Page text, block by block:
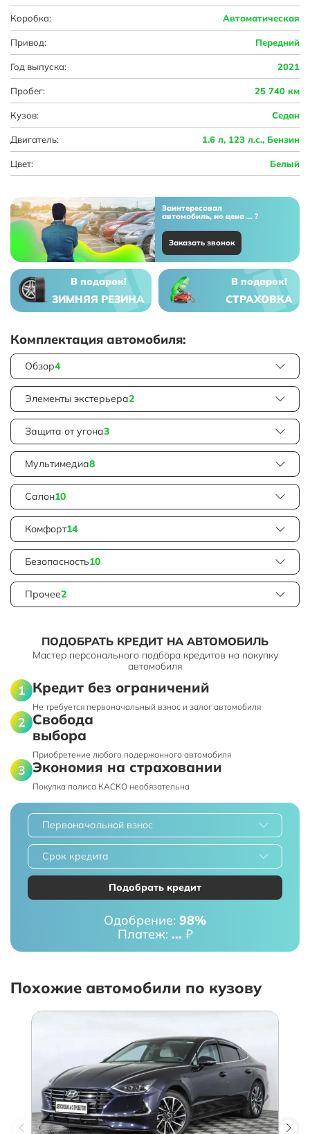
Коробка: Автоматическая
Привод: Передний
Год выпуска: 2021
Пробег: 25 740 км
Кузов: Седан
Двигатель: 1.6 л, 123 л.с., Бензин
Цвет: Белый
Заинтересовал
автомобиль, но цена ... ?
Заказать звонок
В подарок!
ЗИМНЯЯ РЕЗИНА
В подарок!
СТРАХОВКА
Комплектация автомобиля:
Обзор4
Элементы экстерьера2
Защита от угона3
Мультимедиа8
Салон10
Комфорт14
Безопасность10
Прочее2
ПОДОБРАТЬ КРЕДИТ НА АВТОМОБИЛЬ
Мастер персонального подбора кредитов на покупку
автомобиля
Кредит без ограничений
Не требуется первоначальный взнос и залог автомобиля
Свобода
выбора
Приобретение любого подержанного автомобиля
Экономия на страховании
Покупка полиса КАСКО необязательна
Первоначальной взнос
Срок кредита
Подобрать кредит
Одобрение: 98%
Платеж: ... ₽
Похожие автомобили по кузову